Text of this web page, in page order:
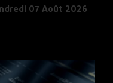
07 Août 2026